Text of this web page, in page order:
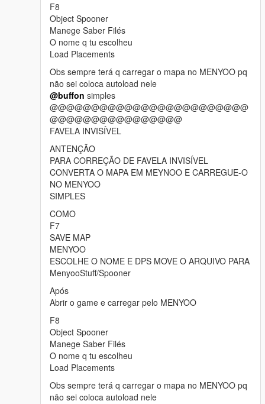
F8
Object Spooner
Manege Saber Filés
O nome q tu escolheu
Load Placements
Obs sempre terá q carregar o mapa no MENYOO pq
não sei coloca autoload nele
@buffon simples
@@@@@@@@@@@@@@@@@@@@@@@@
@@@@@@@@@@@@@@@@
FAVELA INVISÍVEL
ANTENÇÃO
PARA CORREÇÃO DE FAVELA INVISÍVEL
CONVERTA O MAPA EM MEYNOO E CARREGUE-O
NO MENYOO
SIMPLES
COMO
F7
SAVE MAP
MENYOO
ESCOLHE O NOME E DPS MOVE O ARQUIVO PARA
MenyooStuff/Spooner
Após
Abrir o game e carregar pelo MENYOO
F8
Object Spooner
Manege Saber Filés
O nome q tu escolheu
Load Placements
Obs sempre terá q carregar o mapa no MENYOO pq
não sei coloca autoload nele